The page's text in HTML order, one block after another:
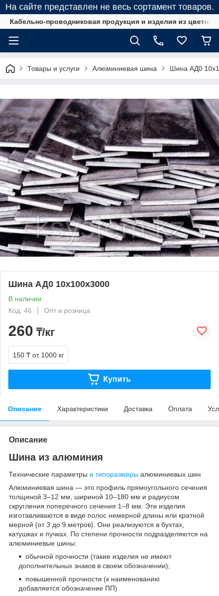
На сайте представлен не весь сортамент товаров.
Кабельно-проводниковая продукция и изделия из
Товары и услуги Алюминиевая шина Шина АД0
Шина АД0 10х100х3000
В наличии
Код: 46
Опт и розница
260 ₸/кг
150 ₸ от 1000 кг
Купить
Описание Характеристики Доставка Оплата
Описание
Шина из алюминия
Технические параметры и типоразмеры алюминиевых шин
Алюминиевая шина — это профиль прямоугольного сечения
толщиной 3–12 мм, шириной 10–180 мм и радиусом
скругления поперечного сечения 1–8 мм. Эти изделия
изготавливаются в виде полос немерной длины или кратной
мерной (от 3 до 9 метров). Они реализуются в бухтах,
катушках и пучках. По степени прочности подразделяются на
алюминиевые шины:
обычной прочности (такие изделия не имеют
дополнительных знаков в своем обозначении);
повышенной прочности (к наименованию
добавляется обозначение ПП).